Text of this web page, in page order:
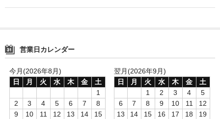
営業日カレンダー
今月(2026年8月)
日
月 火 水 木 金
土
1
2
3 4 5 6 7
8
9
10 11 12 13 14
15
翌月(2026年9月)
日
月 火 水 木 金
土
1
2 3 4
5
6
7 8 9 10 11
12
13
14 15 16 17 18
19